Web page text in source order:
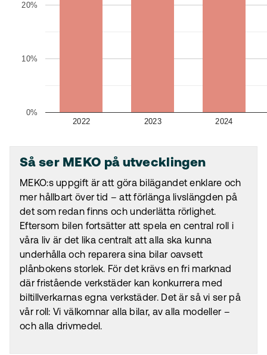
2022 2023 2024
0%
10%
20%
Så ser MEKO på utvecklingen
MEKO:suppgift är att göra bilägandet enklare och
mer hållbart över tid – att förlänga livslängden på
det som redan finns och underlätta rörlighet.
Eftersom bilen fortsätter att spela en central roll i
våra liv är det lika centralt att alla ska kunna
underhålla och reparera sina bilar oavsett
plånbokens storlek. För det krävs en fri marknad
där fristående verkstäder kan konkurrera med
biltillverkarnas egna verkstäder. Det är så vi ser på
vår roll: Vi välkomnar alla bilar, av alla modeller –
och alla drivmedel.